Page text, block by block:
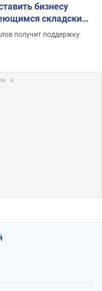
бизнесу
складским
получит поддержку